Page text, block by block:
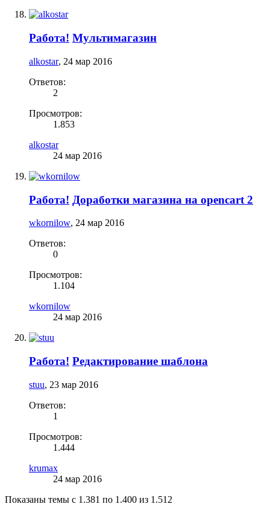
Работа! Мультимагазин
alkostar, 24 мар 2016
Ответов:
2
Просмотров:
1.853
alkostar
24 мар 2016
Работа! Доработки магазина на opencart 2
wkornilow, 24 мар 2016
Ответов:
0
Просмотров:
1.104
wkornilow
24 мар 2016
Работа! Редактирование шаблона
stuu, 23 мар 2016
Ответов:
1
Просмотров:
1.444
krumax
24 мар 2016
Показаны темы с 1.381 по 1.400 из 1.512